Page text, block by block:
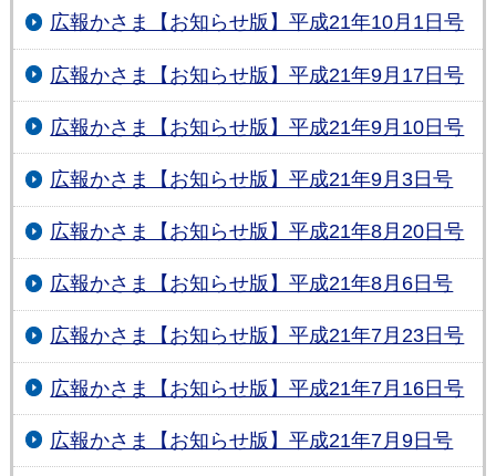
広報かさま【お知らせ版】平成21年10月1日号
広報かさま【お知らせ版】平成21年9月17日号
広報かさま【お知らせ版】平成21年9月10日号
広報かさま【お知らせ版】平成21年9月3日号
広報かさま【お知らせ版】平成21年8月20日号
広報かさま【お知らせ版】平成21年8月6日号
広報かさま【お知らせ版】平成21年7月23日号
広報かさま【お知らせ版】平成21年7月16日号
広報かさま【お知らせ版】平成21年7月9日号